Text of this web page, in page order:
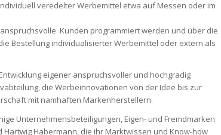
veredelter Werbemittel etwa auf Messen oder im
Kunden programmiert werden und über die
Bestellung individualisierter Werbemittel oder extern als
eigener anspruchsvoller und hochgradig
die Werbeinnovationen von der Idee bis zur
mit namhaften Markenherstellern.
Unternehmensbeteiligungen, Eigen- und Fremdmarken
Habermann, die ihr Marktwissen und Know-how